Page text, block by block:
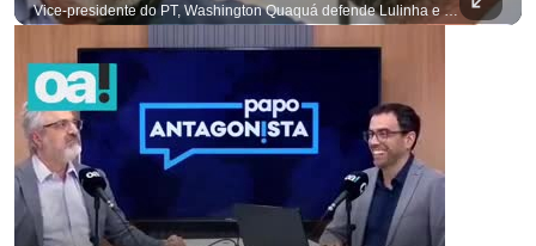
Vice-presidente do PT, Washington Quaquá defende Lulinha e diz que ele vive em condições espartanas na Espanha. #OAntagonista Se você busca informação com credibilidade, inscreva-se agora e ative o